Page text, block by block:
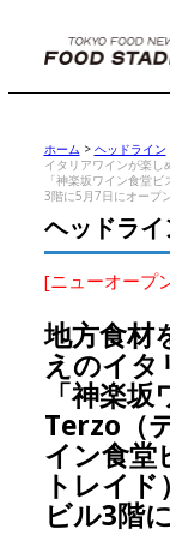
ホーム > ヘッドライン
イタリアワインが楽し
「神楽坂ワイン食堂
3階に5月7日にオープ
ヘッドライ
[ニューオープ
地方食材
えのイタ
「神楽
Terzo（
イン食
トレイ
ビル3階